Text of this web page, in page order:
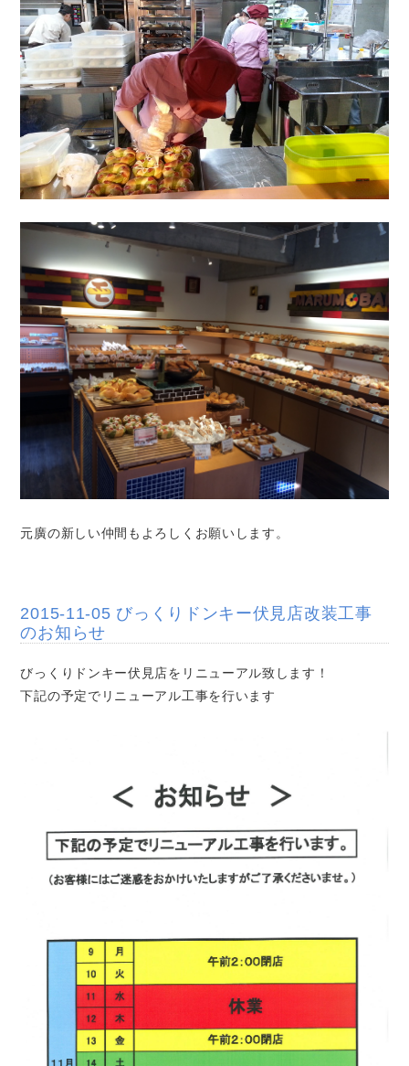
元廣の新しい仲間もよろしくお願いします。
2015-11-05 びっくりドンキー伏見店改装工事
のお知らせ
びっくりドンキー伏見店をリニューアル致します！
下記の予定でリニューアル工事を行います